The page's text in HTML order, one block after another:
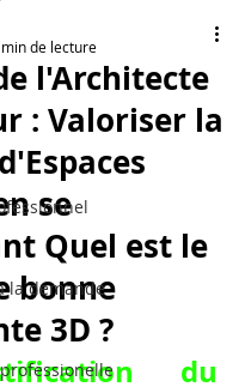
la demande
l'Architecte
: Valoriser la
se
Quel est le
bonne
3D ?
de lecture
du